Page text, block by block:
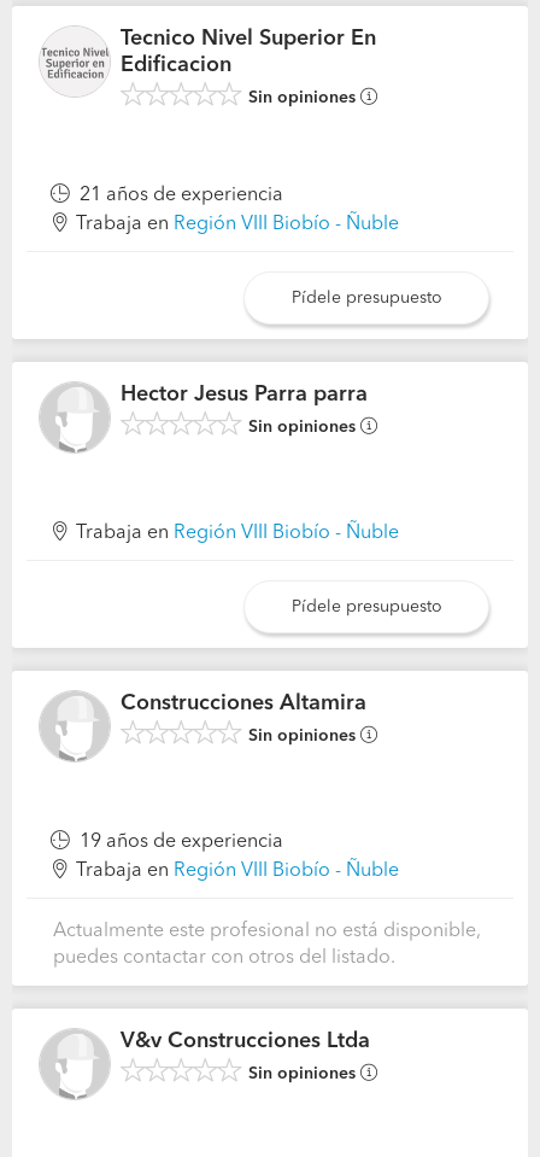
Tecnico Nivel Superior En
Edificacion
Sin opiniones
21 años de experiencia
Trabaja en Región VIII Biobío - Ñuble
Pídele presupuesto
Hector Jesus Parra parra
Sin opiniones
Trabaja en Región VIII Biobío - Ñuble
Pídele presupuesto
Construcciones Altamira
Sin opiniones
19 años de experiencia
Trabaja en Región VIII Biobío - Ñuble
Actualmente este profesional no está disponible,
puedes contactar con otros del listado.
V&v Construcciones Ltda
Sin opiniones